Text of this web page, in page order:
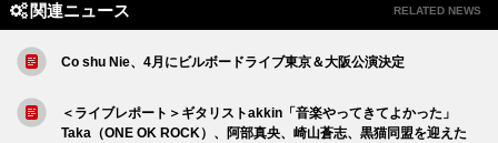
関連ニュース RELATED NEWS
Co shu Nie、4月にビルボードライブ東京＆大阪公演決定
＜ライブレポート＞ギタリストakkin「音楽やってきてよかった」
Taka（ONE OK ROCK）、阿部真央、崎山蒼志、黒猫同盟を迎えた